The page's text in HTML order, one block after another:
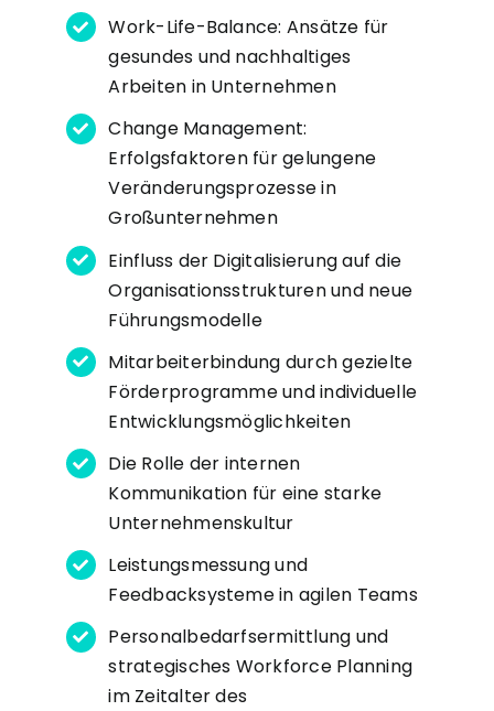
Work-Life-Balance: Ansätze für
gesundes und nachhaltiges
Arbeiten in Unternehmen
Change Management:
Erfolgsfaktoren für gelungene
Veränderungsprozesse in
Großunternehmen
Einfluss der Digitalisierung auf die
Organisationsstrukturen und neue
Führungsmodelle
Mitarbeiterbindung durch gezielte
Förderprogramme und individuelle
Entwicklungsmöglichkeiten
Die Rolle der internen
Kommunikation für eine starke
Unternehmenskultur
Leistungsmessung und
Feedbacksysteme in agilen Teams
Personalbedarfsermittlung und
strategisches Workforce Planning
im Zeitalter des